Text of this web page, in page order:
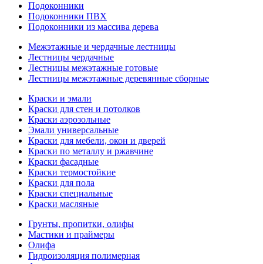
Подоконники
Подоконники ПВХ
Подоконники из массива дерева
Межэтажные и чердачные лестницы
Лестницы чердачные
Лестницы межэтажные готовые
Лестницы межэтажные деревянные сборные
Краски и эмали
Краски для стен и потолков
Краски аэрозольные
Эмали универсальные
Краски для мебели, окон и дверей
Краски по металлу и ржавчине
Краски фасадные
Краски термостойкие
Краски для пола
Краски специальные
Краски масляные
Грунты, пропитки, олифы
Мастики и праймеры
Олифа
Гидроизоляция полимерная